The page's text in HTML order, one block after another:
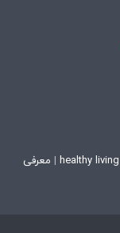
healthy living
| معرفی